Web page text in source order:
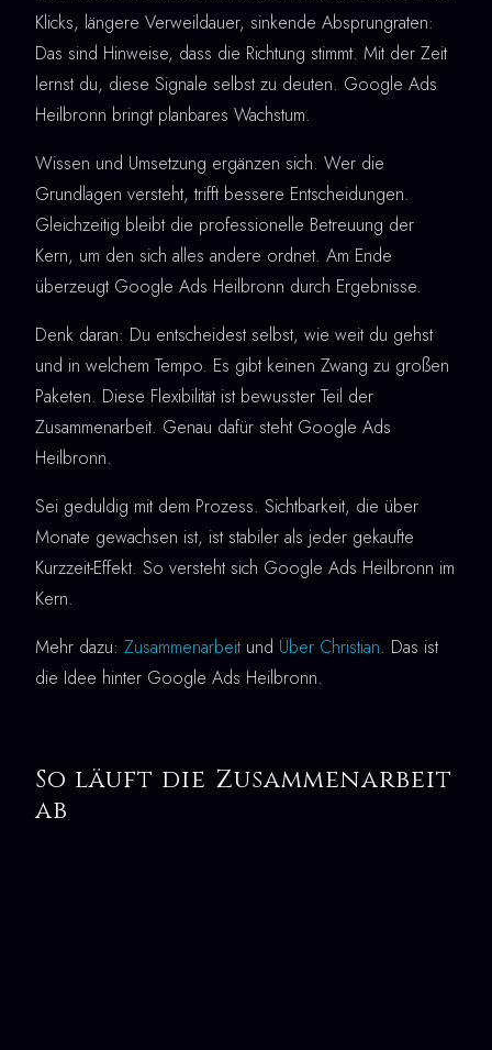
Klicks, längere Verweildauer, sinkende Absprungraten:
Das sind Hinweise, dass die Richtung stimmt. Mit der Zeit
lernst du, diese Signale selbst zu deuten. Google Ads
Heilbronn bringt planbares Wachstum.
Wissen und Umsetzung ergänzen sich. Wer die
Grundlagen versteht, trifft bessere Entscheidungen.
Gleichzeitig bleibt die professionelle Betreuung der
Kern, um den sich alles andere ordnet. Am Ende
überzeugt Google Ads Heilbronn durch Ergebnisse.
Denk daran: Du entscheidest selbst, wie weit du gehst
und in welchem Tempo. Es gibt keinen Zwang zu großen
Paketen. Diese Flexibilität ist bewusster Teil der
Zusammenarbeit. Genau dafür steht Google Ads
Heilbronn.
Sei geduldig mit dem Prozess. Sichtbarkeit, die über
Monate gewachsen ist, ist stabiler als jeder gekaufte
Kurzzeit-Effekt. So versteht sich Google Ads Heilbronn im
Kern.
Mehr dazu: Zusammenarbeit und Über Christian. Das ist
die Idee hinter Google Ads Heilbronn.
So läuft die Zusammenarbeit
ab